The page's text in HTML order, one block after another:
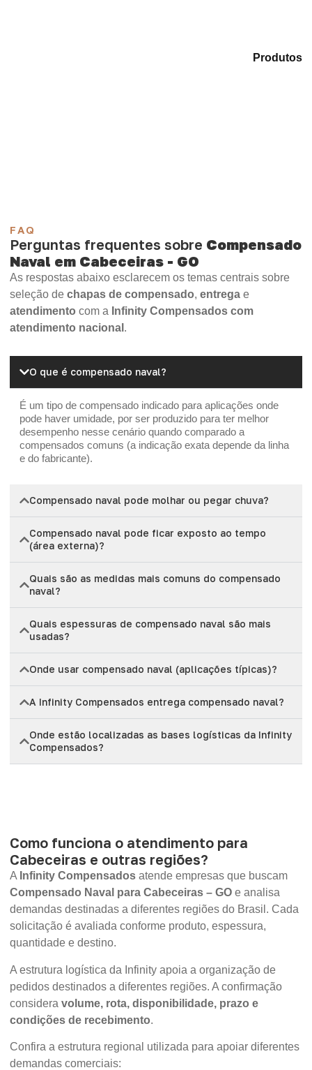
Produtos
FAQ
Perguntas frequentes sobre Compensado
Naval em Cabeceiras - GO
As respostas abaixo esclarecem os temas centrais sobre
seleção de chapas de compensado, entrega e
atendimento com a Infinity Compensados com
atendimento nacional .
O que é compensado naval?
É um tipo de compensado indicado para aplicações onde
pode haver umidade, por ser produzido para ter melhor
desempenho nesse cenário quando comparado a
compensados comuns (a indicação exata depende da linha
e do fabricante).
Compensado naval pode molhar ou pegar chuva?
Compensado naval pode ficar exposto ao tempo
(área externa)?
Quais são as medidas mais comuns do compensado
naval?
Quais espessuras de compensado naval são mais
usadas?
Onde usar compensado naval (aplicações típicas)?
A Infinity Compensados entrega compensado naval?
Onde estão localizadas as bases logísticas da Infinity
Compensados?
Como funciona o atendimento para
Cabeceiras e outras regiões?
A Infinity Compensados atende empresas que buscam
Compensado Naval para Cabeceiras – GO e analisa
demandas destinadas a diferentes regiões do Brasil. Cada
solicitação é avaliada conforme produto, espessura,
quantidade e destino.
A estrutura logística da Infinity apoia a organização de
pedidos destinados a diferentes regiões. A confirmação
considera volume, rota, disponibilidade, prazo e
condições de recebimento.
Confira a estrutura regional utilizada para apoiar diferentes
demandas comerciais: